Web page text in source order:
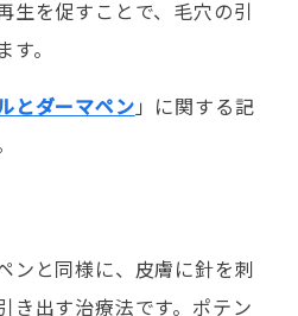
生を促すことで、毛穴の引
。
とダーマペン 」に関する記
ンと同様に、皮膚に針を刺
き出す治療法です。ポテン